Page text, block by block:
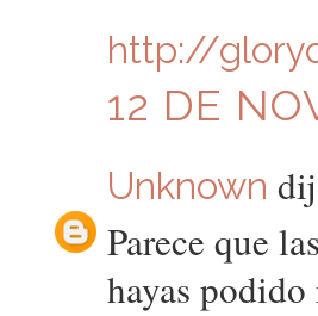
http://
12 DE
Unknown
Parece que
hayas